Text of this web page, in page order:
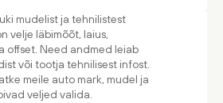
mudelist ja tehnilistest
velje läbimõõt, laius,
offset. Need andmed leiab
või tootja tehnilisest infost.
meile auto mark, mudel ja
veljed valida.